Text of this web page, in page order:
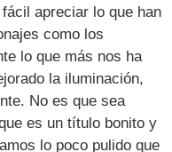
apreciar lo que han
como los
lo que más nos ha
la iluminación,
No es que sea
es un título bonito y
lo poco pulido que